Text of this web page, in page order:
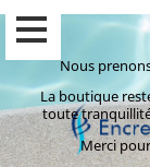
Nous
La boutique
toute
Merci